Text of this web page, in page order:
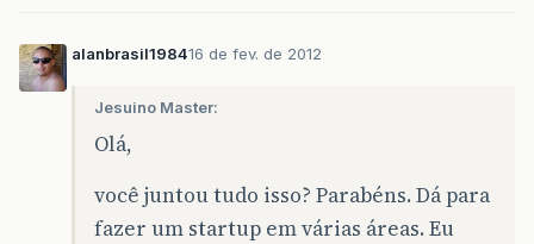
alanbrasil198416 de fev. de 2012
Jesuino Master:
Olá,
você juntou tudo isso? Parabéns. Dá para
fazer um startup em várias áreas. Eu